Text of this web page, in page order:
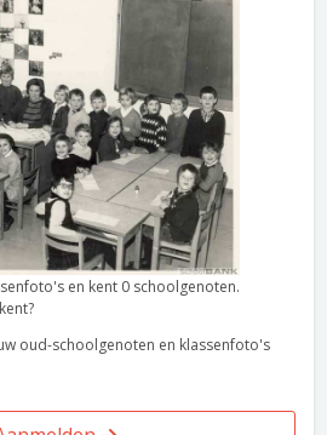
en kent 0 schoolgenoten.
oud-schoolgenoten en klassenfoto's